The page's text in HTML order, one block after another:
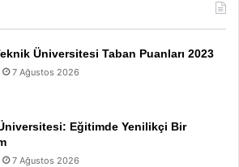
Üniversitesi Taban Puanları 2023
7 Ağustos 2026
Eğitimde Yenilikçi Bir
7 Ağustos 2026